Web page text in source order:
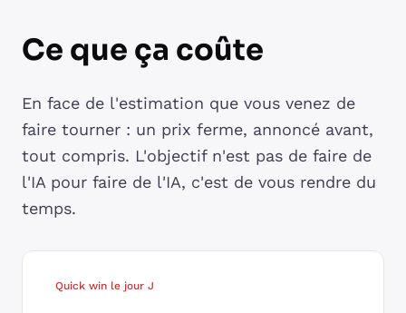
Ce que ça coûte
En face de l'estimation que vous venez de
faire tourner : un prix ferme, annoncé avant,
tout compris. L'objectif n'est pas de faire de
l'IA pour faire de l'IA, c'est de vous rendre du
temps.
Quick win le jour J